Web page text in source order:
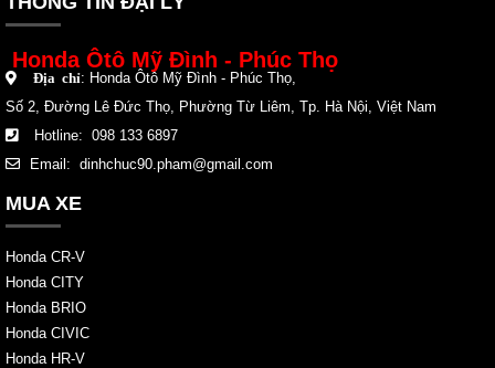
Honda Ôtô Mỹ Đình - Phúc Thọ
Địa chỉ: Honda Ôtô Mỹ Đình - Phúc Thọ
Số 2, Đường Lê Đức Thọ, Phường Từ Liêm, Tp. Hà Nội, Việt Nam
Hotline: 098 133 6897
Email: dinhchuc90.pham@gmail.com
MUA XE
Honda CR-V
Honda CITY
Honda BRIO
Honda CIVIC
Honda HR-V